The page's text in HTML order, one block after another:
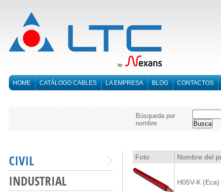
HOME CATÁLOGO CABLES LA EMPRESA BLOG CONTACTOS
Búsqueda por
nombre
CIVIL
INDUSTRIAL
Foto Nombre del
H05V-K (Eca)